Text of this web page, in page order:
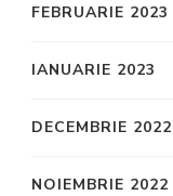
FEBRUARIE 2023
IANUARIE 2023
DECEMBRIE 2022
NOIEMBRIE 2022